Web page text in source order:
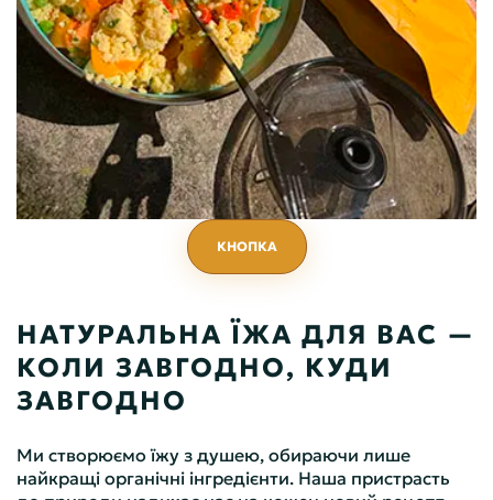
КНОПКА
НАТУРАЛЬНА ЇЖА ДЛЯ ВАС —
КОЛИ ЗАВГОДНО, КУДИ
ЗАВГОДНО
Ми створюємо їжу з душею, обираючи лише
найкращі органічні інгредієнти. Наша пристрасть